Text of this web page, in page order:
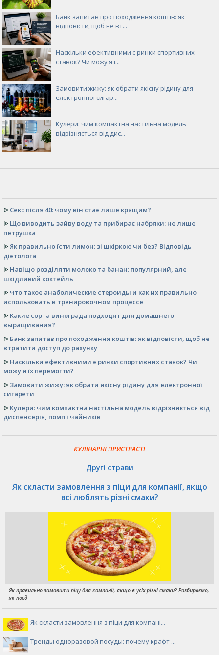
Банк запитав про походження коштів: як
відповісти, щоб не вт...
Наскільки ефективними є ринки спортивних
ставок? Чи можу я ї...
Замовити жижу: як обрати якісну рідину для
електронної сигар...
Кулери: чим компактна настільна модель
відрізняється від дис...
ᐉ Секс після 40: чому він стає лише кращим?
ᐉ Що виводить зайву воду та прибирає набряки: не лише
петрушка
ᐉЯк правильно їсти лимон: зі шкіркою чи без? Відповідь
дієтолога
ᐉ Навіщо розділяти молоко та банан: популярний, але
шкідливий коктейль
ᐉ Что такое анаболические стероиды и как их правильно
использовать в тренировочном процессе
ᐉ Какие сорта винограда подходят для домашнего
выращивания?
ᐉ Банк запитав про походження коштів: як відповісти, щоб не
втратити доступ до рахунку
ᐉ Наскільки ефективними є ринки спортивних ставок? Чи
можу я їх перемогти?
ᐉ Замовити жижу: як обрати якісну рідину для електронної
сигарети
ᐉ Кулери: чим компактна настільна модель відрізняється від
диспенсерів, помп і чайників
КУЛІНАРНІ ПРИСТРАСТІ
Другі страви
Як скласти замовлення з піци для компанії, якщо
всі люблять різні смаки?
Як правильно замовити піцу для компанії, якщо в усіх різні смаки? Розбираємо,
як поєд
Як скласти замовлення з піци для компані...
Тренды одноразовой посуды: почему крафт ...